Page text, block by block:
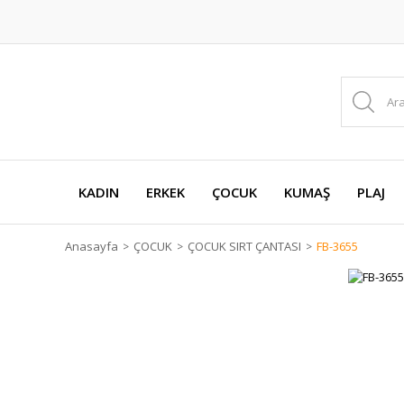
KADIN ERKEK ÇOCUK KUMAŞ PLAJ
Anasayfa ÇOCUK ÇOCUK SIRT ÇANTASI FB-3655